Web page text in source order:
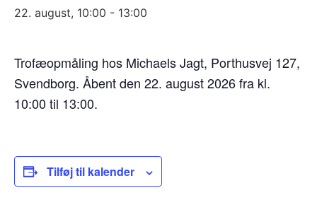
22. august, 10:00 - 13:00
Trofæopmåling hos Michaels Jagt, Porthusvej 127,
Svendborg. Åbent den 22. august 2026 fra kl.
10:00 til 13:00.
Tilføj til kalender